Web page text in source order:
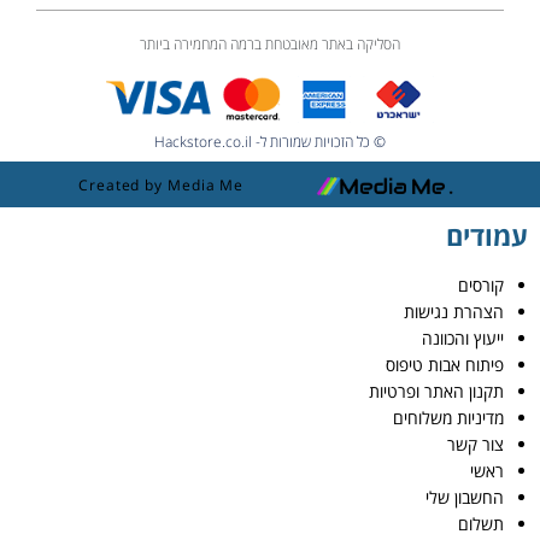
הסליקה באתר מאובטחת ברמה המחמירה ביותר
© כל הזכויות שמורות ל- Hackstore.co.il
Created by Media Me
עמודים
קורסים
הצהרת נגישות
ייעוץ והכוונה
פיתוח אבות טיפוס
תקנון האתר ופרטיות
מדיניות משלוחים
צור קשר
ראשי
החשבון שלי
תשלום